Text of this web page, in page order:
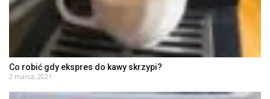
Co robić gdy ekspres do kawy skrzypi?
2 marca, 2021